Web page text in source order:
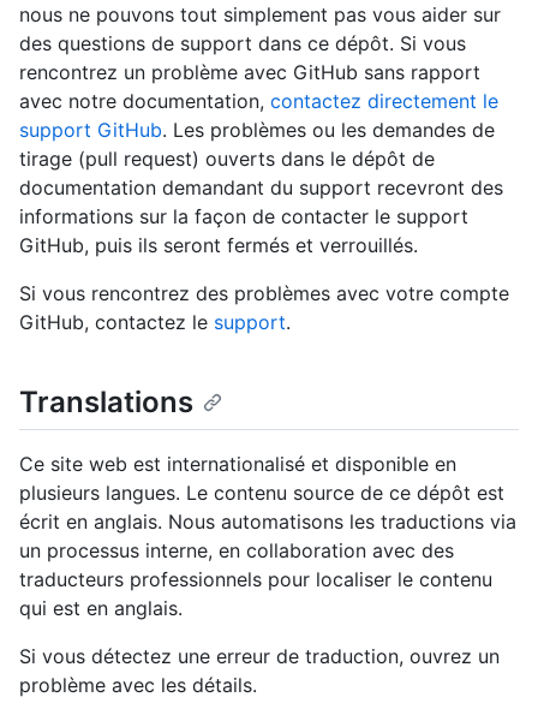
nous ne pouvons tout simplement pas vous aider sur
des questions de support dans ce dépôt. Si vous
rencontrez un problème avec GitHub sans rapport
avec notre documentation, contactez directement le
support GitHub. Les problèmes ou les demandes de
tirage (pull request) ouverts dans le dépôt de
documentation demandant du support recevront des
informations sur la façon de contacter le support
GitHub, puis ils seront fermés et verrouillés.
Si vous rencontrez des problèmes avec votre compte
GitHub, contactez le support.
Translations
Ce site web est internationalisé et disponible en
plusieurs langues. Le contenu source de ce dépôt est
écrit en anglais. Nous automatisons les traductions via
un processus interne, en collaboration avec des
traducteurs professionnels pour localiser le contenu
qui est en anglais.
Si vous détectez une erreur de traduction, ouvrez un
problème avec les détails.